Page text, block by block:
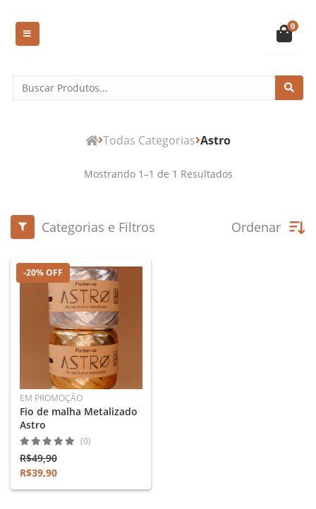
0
Todas Categorias Astro
Mostrando 1–1 de 1 Resultados
Categorias e Filtros Ordenar
-20% OFF
EM PROMOÇÃO
Fio de malha Metalizado
Astro
(0)
R$49,90
R$39,90